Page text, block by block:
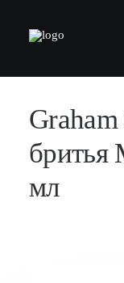
УСЛУГИ
бритья
мл